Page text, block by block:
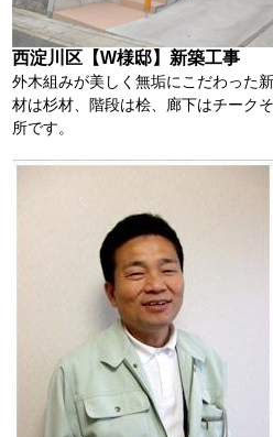
西淀川区【W様邸】新築工事
外木組みが美しく無垢にこだわった
材は杉材、階段は桧、廊下はチーク
所です。